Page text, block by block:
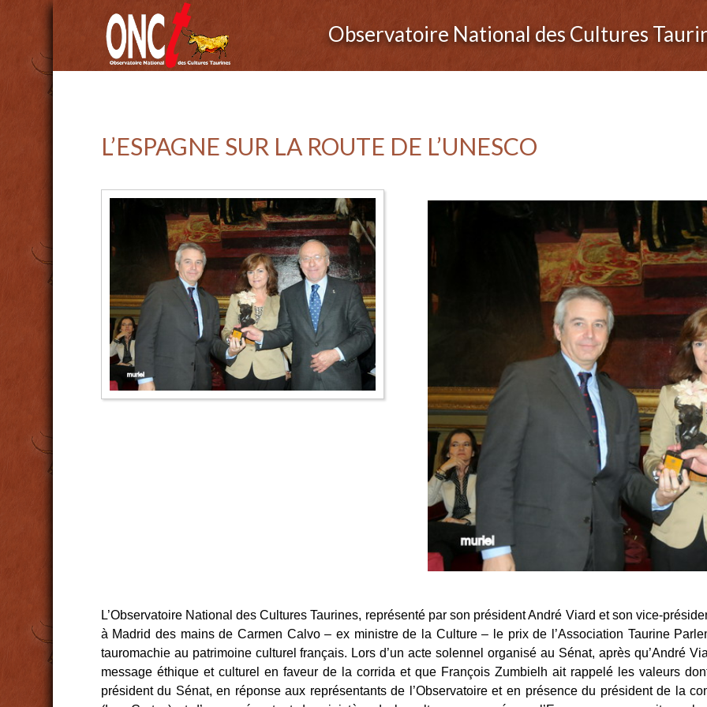
Observatoire National des Cultures
L’ESPAGNE SUR LA ROUTE DE L’UNESCO
L’Observatoire National des Cultures Taurines, représenté par son président André Viard et son vice-
à Madrid des mains de Carmen Calvo – ex ministre de la Culture – le prix de l’Association Taurine
tauromachie au patrimoine culturel français. Lors d’un acte solennel organisé au Sénat, après qu’André
message éthique et culturel en faveur de la corrida et que François Zumbielh ait rappelé les valeurs
président du Sénat, en réponse aux représentants de l’Observatoire et en présence du président de la